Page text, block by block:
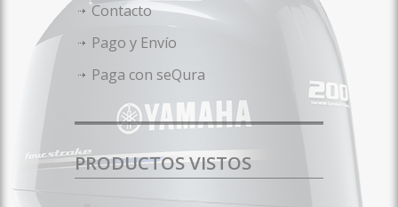
Contacto
Pago y Envío
Paga con seQura
PRODUCTOS VISTOS